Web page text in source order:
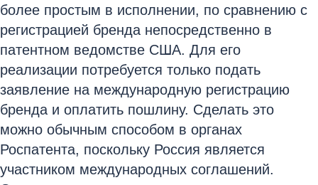
более простым в исполнении, по сравнению с
регистрацией бренда непосредственно в
патентном ведомстве США. Для его
реализации потребуется только подать
заявление на международную регистрацию
бренда и оплатить пошлину. Сделать это
можно обычным способом в органах
Роспатента, поскольку Россия является
участником международных соглашений.